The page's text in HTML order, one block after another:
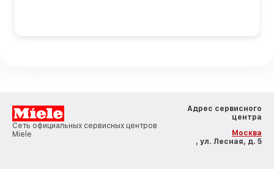
Сеть официальных сервисных центров
Miele
Адрес сервисного
центра
Москва
, ул. Лесная, д. 5